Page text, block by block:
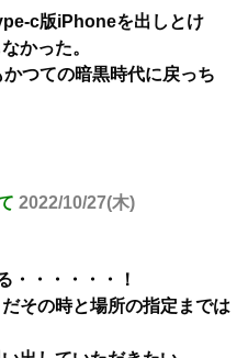
c版iPhoneを出しとけ
かった。
つての暗黒時代に戻っち
2022/10/27(木)
・・・・・・！
その時と場所の指定までは